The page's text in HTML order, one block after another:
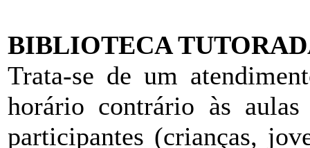
BIBLIOTECA
Trata-se de um
horário contrário às
participantes (crianças,